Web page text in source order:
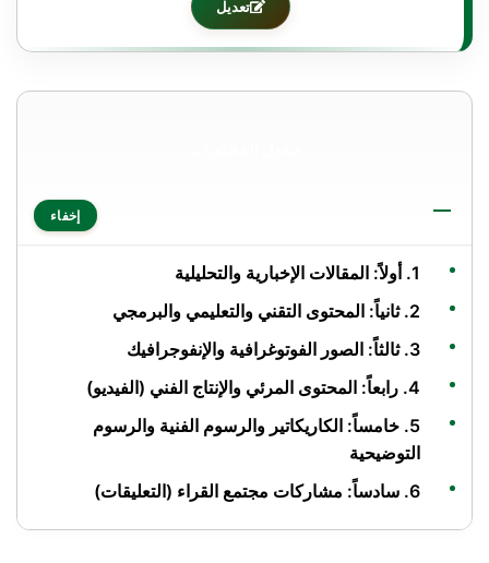
تعديل
إخفاء
1. أولاً: المقالات الإخبارية والتحليلية
2. ثانياً: المحتوى التقني والتعليمي والبرمجي
3. ثالثاً: الصور الفوتوغرافية والإنفوجرافيك
4. رابعاً: المحتوى المرئي والإنتاج الفني (الفيديو)
5. خامساً: الكاريكاتير والرسوم الفنية والرسوم
التوضيحية
6. سادساً: مشاركات مجتمع القراء (التعليقات)